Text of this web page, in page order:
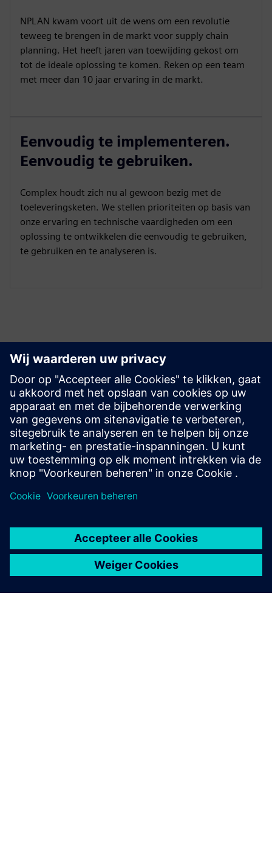
NPLAN kwam voort uit de wens om een revolutie
teweeg te brengen in de markt voor supply chain
planning. Het heeft jaren van toewijding gekost om
tot de ideale oplossing te komen. Reken op een team
met meer dan 10 jaar ervaring in de markt.
Eenvoudig te implementeren.
Eenvoudig te gebruiken.
Complex houdt zich nu al gewoon bezig met de
toeleveringsketen. We stellen prioriteiten op basis van
onze ervaring en technische vaardigheden om een
oplossing te ontwikkelen die eenvoudig te gebruiken,
te gebruiken en te analyseren is.
Ontdek bronnen en
gerelateerde producten
Aanvullende informatie en bronnen
Demovideo van nPlan [PT]